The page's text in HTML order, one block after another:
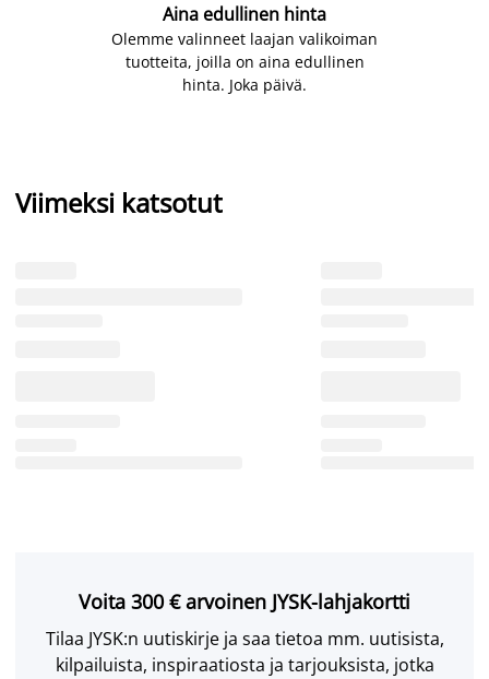
Aina edullinen hinta
Olemme valinneet laajan valikoiman
tuotteita, joilla on aina edullinen
hinta. Joka päivä.
Viimeksi katsotut
Voita 300 € arvoinen JYSK-lahjakortti
Tilaa JYSK:n uutiskirje ja saa tietoa mm. uutisista,
kilpailuista, inspiraatiosta ja tarjouksista, jotka